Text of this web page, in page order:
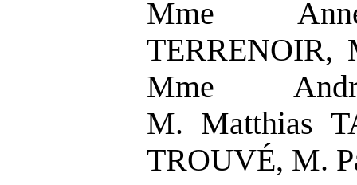
Mme
TERRENOIR,
Mme
M. Matthias
TROUVÉ, M.